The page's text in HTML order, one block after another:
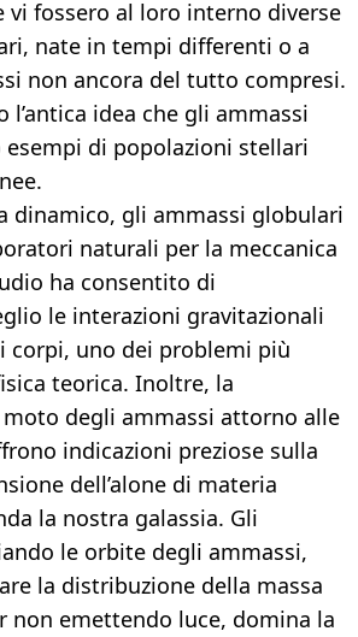
vi fossero al loro interno diverse
nate in tempi differenti o a
non ancora del tutto compresi.
l’antica idea che gli ammassi
di popolazioni stellari
dinamico, gli ammassi globulari
naturali per la meccanica
ha consentito di
le interazioni gravitazionali
corpi, uno dei problemi più
teorica. Inoltre, la
degli ammassi attorno alle
indicazioni preziose sulla
dell’alone di materia
la nostra galassia. Gli
le orbite degli ammassi,
la distribuzione della massa
non emettendo luce, domina la